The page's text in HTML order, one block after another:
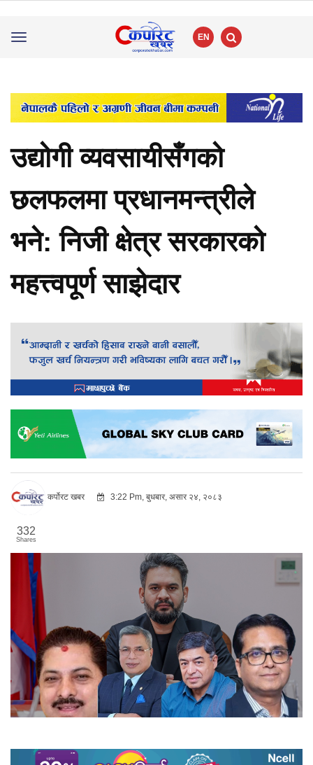
Toggle
EN
उद्योगी व्यवसायीसँगको
छलफलमा प्रधानमन्त्रीले
भने: निजी क्षेत्र सरकारको
महत्त्वपूर्ण साझेदार
कर्पोरट खबर 3:22 Pm, बुधबार, असार २४, २०८३
332
Shares